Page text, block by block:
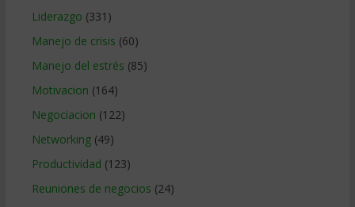
Liderazgo (331)
Manejo de crisis (60)
Manejo del estrés (85)
Motivacion (164)
Negociacion (122)
Networking(49)
Productividad (123)
Reuniones de negocios (24)